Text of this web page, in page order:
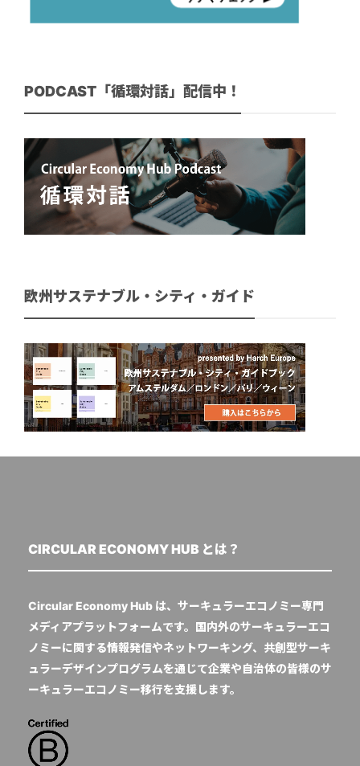
PODCAST「循環対話」配信中！
欧州サステナブル・シティ・ガイド
CIRCULAR ECONOMY HUB とは？
Circular Economy Hub は、サーキュラーエコノミー専門
メディアプラットフォームです。国内外のサーキュラーエコ
ノミーに関する情報発信やネットワーキング、共創型サーキ
ュラーデザインプログラムを通じて企業や自治体の皆様のサ
ーキュラーエコノミー移行を支援します。